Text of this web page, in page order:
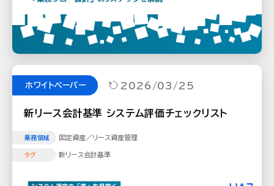
ホワイトペーパー 2026/03/25
新リース会計基準 システム評価チェックリスト
業務領域 固定資産／リース資産管理
タグ 新リース会計基準